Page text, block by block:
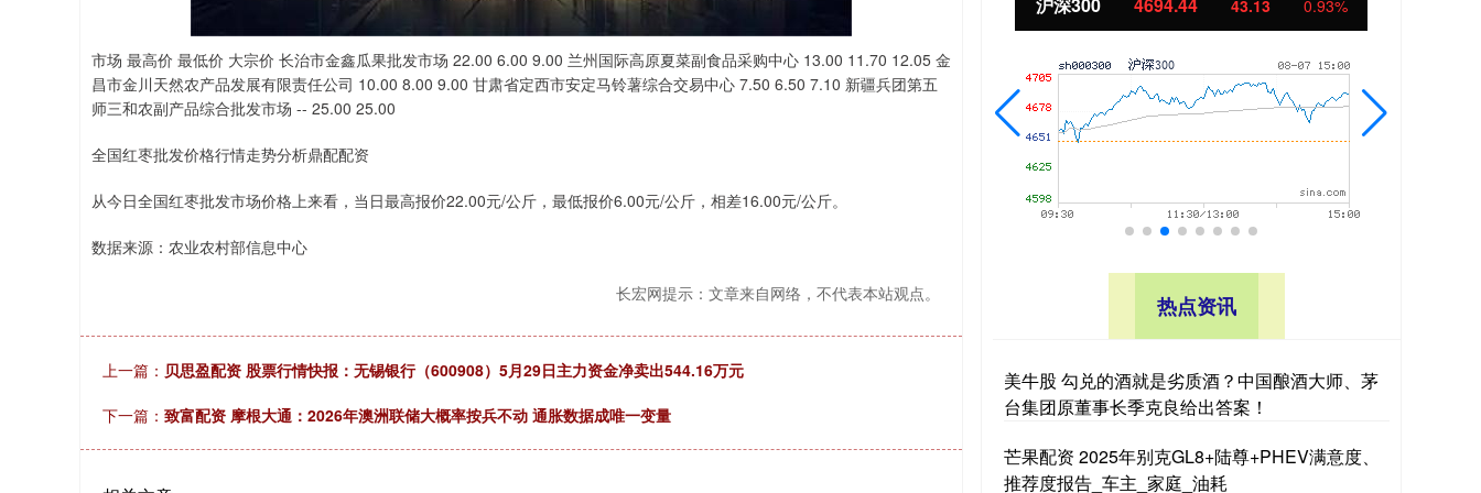
市场 最高价 最低价 大宗价 长治市金鑫瓜果批发市场 22.00 6.00 9.00 兰州国际高原夏菜副食品采购中心 13.00 11.70 12.05 金
昌市金川天然农产品发展有限责任公司 10.00 8.00 9.00 甘肃省定西市安定马铃薯综合交易中心 7.50 6.50 7.10 新疆兵团第五
师三和农副产品综合批发市场 -- 25.00 25.00
全国红枣批发价格行情走势分析鼎配配资
从今日全国红枣批发市场价格上来看，当日最高报价22.00元/公斤，最低报价6.00元/公斤，相差16.00元/公斤。
数据来源：农业农村部信息中心
长宏网提示：文章来自网络，不代表本站观点。
上一篇： 贝思盈配资 股票行情快报：无锡银行（600908）5月29日主力资金净卖出544.16万元
下一篇： 致富配资 摩根大通：2026年澳洲联储大概率按兵不动 通胀数据成唯一变量
1.02% 43.13 0.93%
热点资讯
美牛股 勾兑的酒就是劣质酒？中国酿酒大师、茅
台集团原董事长季克良给出答案！
芒果配资 2025年别克GL8+陆尊+PHEV满意度、
推荐度报告_车主_家庭_油耗